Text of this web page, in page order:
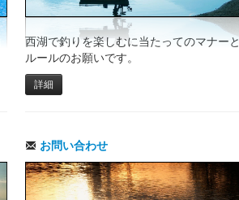
西湖で釣りを楽しむに当たってのマナーと
ルールのお願いです。
詳細
お問い合わせ